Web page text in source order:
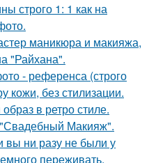
строго 1: 1 как на
маникюра и макияжа,
"Райхана".
- референса (строго
кожи, без стилизации.
в ретро стиле.
Макияж".
вы ни разу не были у
переживать.